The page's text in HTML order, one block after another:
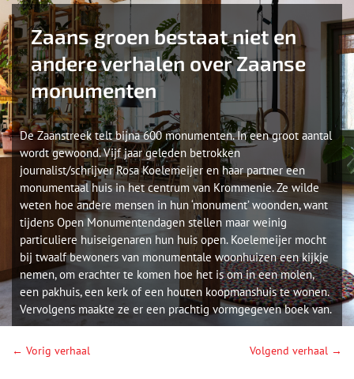
Zaans groen bestaat niet en
andere verhalen over Zaanse
monumenten
De Zaanstreek telt bijna 600 monumenten. In een groot aantal
wordt gewoond. Vijf jaar geleden betrokken
journalist/schrijver Rosa Koelemeijer en haar partner een
monumentaal huis in het centrum van Krommenie. Ze wilde
weten hoe andere mensen in hun ‘monument’ woonden, want
tijdens Open Monumentendagen stellen maar weinig
particuliere huiseigenaren hun huis open. Koelemeijer mocht
bij twaalf bewoners van monumentale woonhuizen een kijkje
nemen, om erachter te komen hoe het is om in een molen,
een pakhuis, een kerk of een houten koopmanshuis te wonen.
Vervolgens maakte ze er een prachtig vormgegeven boek van.
← Vorig verhaal Volgend verhaal →